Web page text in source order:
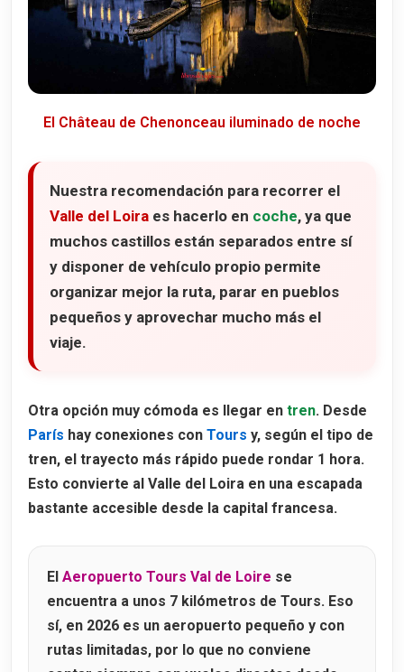
El Château de Chenonceau iluminado de noche
Nuestra recomendación para recorrer el
Valle del Loira es hacerlo en coche, ya que
muchos castillos están separados entre sí
y disponer de vehículo propio permite
organizar mejor la ruta, parar en pueblos
pequeños y aprovechar mucho más el
viaje.
Otra opción muy cómoda es llegar en tren. Desde
París hay conexiones con Tours y, según el tipo de
tren, el trayecto más rápido puede rondar 1 hora.
Esto convierte al Valle del Loira en una escapada
bastante accesible desde la capital francesa.
El Aeropuerto Tours Val de Loire se
encuentra a unos 7 kilómetros de Tours. Eso
sí, en 2026 es un aeropuerto pequeño y con
rutas limitadas, por lo que no conviene